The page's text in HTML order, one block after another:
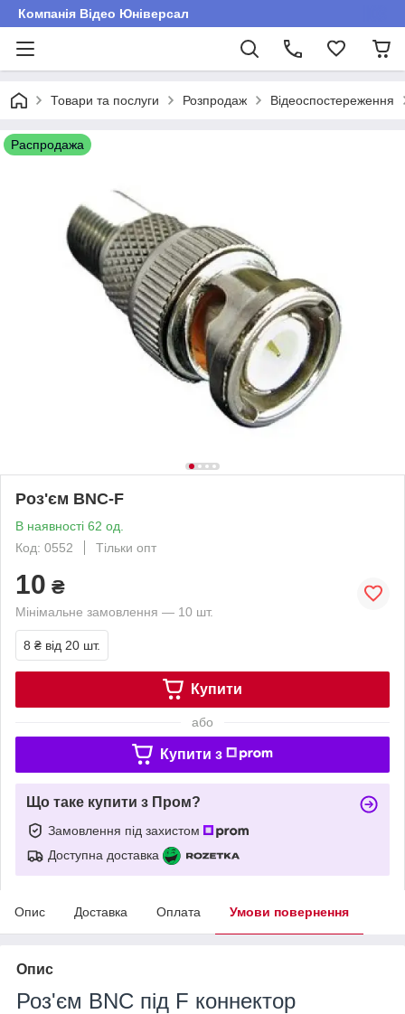
Компанія Відео Юніверсал
Товари та послуги Розпродаж Відеоспостереження
Распродажа
Роз'єм BNC-F
В наявності 62 од.
Код: 0552
Тільки опт
10 ₴
Мінімальне замовлення — 10 шт.
8 ₴ від 20 шт.
Купити
або
Купити з
Що таке купити з Пром?
Замовлення під захистом
Доступна доставка
Опис Доставка Оплата Умови повернення
Опис
Роз'єм BNC під F коннектор